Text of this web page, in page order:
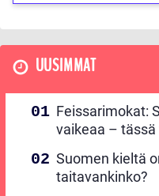
UUSIMMAT
Feissarimokat:
vaikeaa –
Suomen kieltä
taitavankinko?